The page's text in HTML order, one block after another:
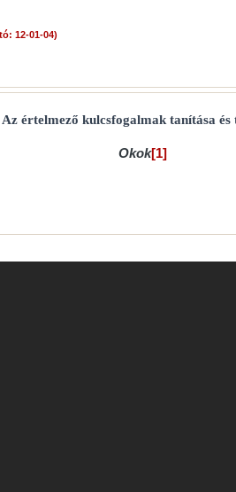
12-01-04)
értelmező kulcsfogalmak tanítása és
Okok[1]